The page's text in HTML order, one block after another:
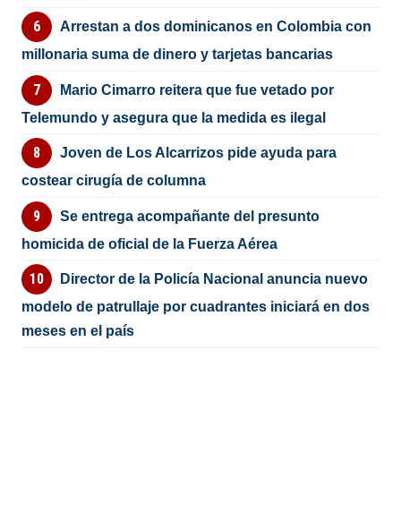
Arrestan a dos dominicanos en Colombia con
millonaria suma de dinero y tarjetas bancarias
Mario Cimarro reitera que fue vetado por
Telemundo y asegura que la medida es ilegal
Joven de Los Alcarrizos pide ayuda para
costear cirugía de columna
Se entrega acompañante del presunto
homicida de oficial de la Fuerza Aérea
Director de la Policía Nacional anuncia nuevo
modelo de patrullaje por cuadrantes iniciará en dos
meses en el país